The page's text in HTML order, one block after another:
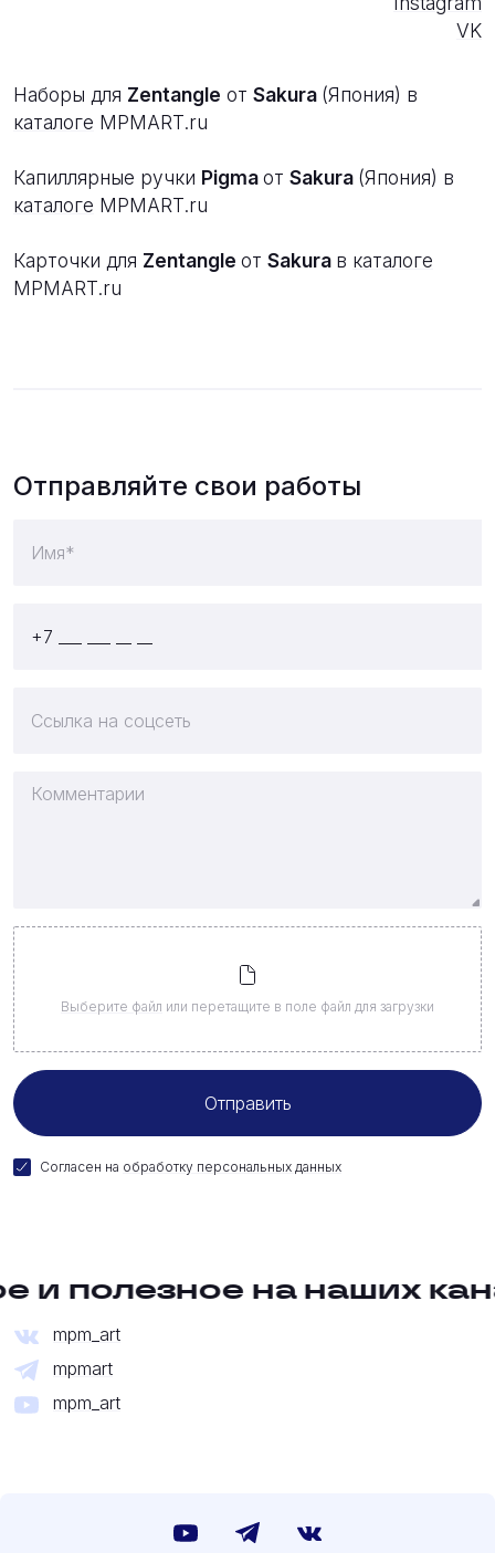
VK
Наборы для Zentangle от Sakura (Япония) в
каталоге MPMART.ru
Капиллярные ручки Pigmaот Sakura (Япония) в
каталоге MPMART.ru
Карточки для Zentangle от Sakura в каталоге
MPMART.ru
Отправляйте свои работы
Выберите файл или перетащите в поле файл для загрузки
Согласен на обработку персональных данных
и полезное на наших
mpm_art
mpmart
mpm_art